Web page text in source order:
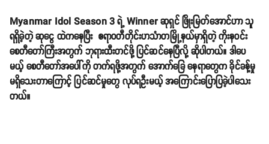
Myanmar Idol Season 3 ရဲ့ Winner ဆုရှင် ဖြိုးမြတ်အောင်ဟာ သူ
ရရှိခဲ့တဲ့ ဆုငွေ ထဲကနေပြီး ဧရာဝတီတိုင်းဟင်္သာတမြို့နယ်မှာရှိတဲ့ ကိုးနဝင်း
စေတီတော်ကြီးအတွက် ဘုရားထီးတင်ဖို့ ပြင်ဆင်နေပြီလို့ ဆိုပါတယ်။ ဒါပေ
မယ့် စေတီတော်အပေါ်ကို တက်ရဖို့အတွက် အောက်ခြေ နေရာတွေက ခိုင်ခန့်မှု
မရှိသေးတာကြောင့် ပြင်ဆင်မှုတွေ လုပ်ရဦးမယ့် အကြောင်းပြောပြခဲ့ပါသေး
တယ်။